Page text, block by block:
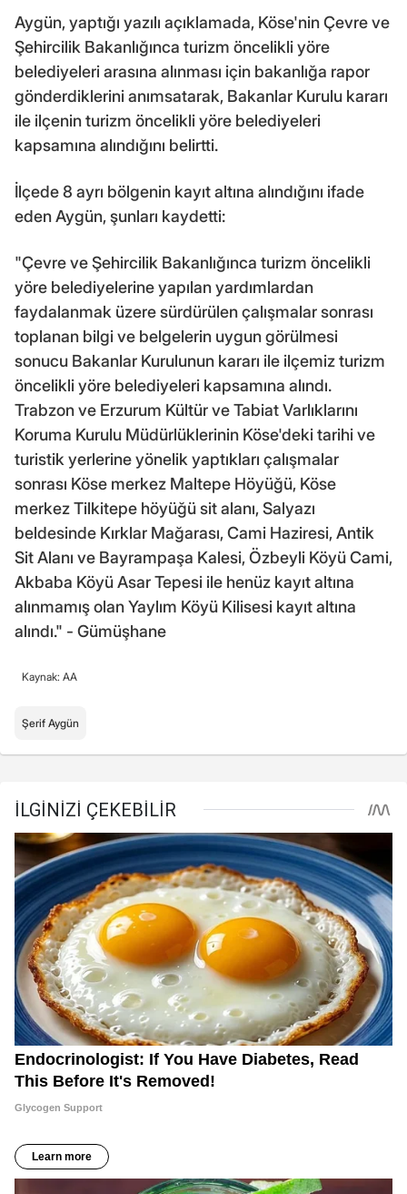
Aygün, yaptığı yazılı açıklamada, Köse'nin Çevre ve
Şehircilik Bakanlığınca turizm öncelikli yöre
belediyeleri arasına alınması için bakanlığa rapor
gönderdiklerini anımsatarak, Bakanlar Kurulu kararı
ile ilçenin turizm öncelikli yöre belediyeleri
kapsamına alındığını belirtti.
İlçede 8 ayrı bölgenin kayıt altına alındığını ifade
eden Aygün, şunları kaydetti:
"Çevre ve Şehircilik Bakanlığınca turizm öncelikli
yöre belediyelerine yapılan yardımlardan
faydalanmak üzere sürdürülen çalışmalar sonrası
toplanan bilgi ve belgelerin uygun görülmesi
sonucu Bakanlar Kurulunun kararı ile ilçemiz turizm
öncelikli yöre belediyeleri kapsamına alındı.
Trabzon ve Erzurum Kültür ve Tabiat Varlıklarını
Koruma Kurulu Müdürlüklerinin Köse'deki tarihi ve
turistik yerlerine yönelik yaptıkları çalışmalar
sonrası Köse merkez Maltepe Höyüğü, Köse
merkez Tilkitepe höyüğü sit alanı, Salyazı
beldesinde Kırklar Mağarası, Cami Haziresi, Antik
Sit Alanı ve Bayrampaşa Kalesi, Özbeyli Köyü Cami,
Akbaba Köyü Asar Tepesi ile henüz kayıt altına
alınmamış olan Yaylım Köyü Kilisesi kayıt altına
alındı." - Gümüşhane
Kaynak: AA
Şerif Aygün